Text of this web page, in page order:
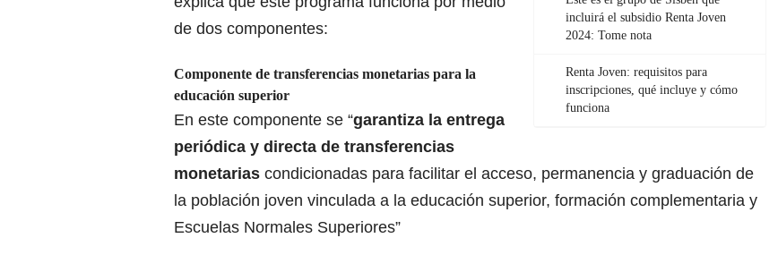
incluirá el subsidio Renta Joven
2024: Tome nota
Renta Joven: requisitos para
inscripciones, qué incluye y cómo
funciona
de dos componentes:
Componente de transferencias monetarias para la
educación superior
En este componente se “garantiza la entrega
periódica y directa de transferencias
monetarias condicionadas para facilitar el acceso, permanencia y graduación de
la población joven vinculada a la educación superior, formación complementaria y
Escuelas Normales Superiores”